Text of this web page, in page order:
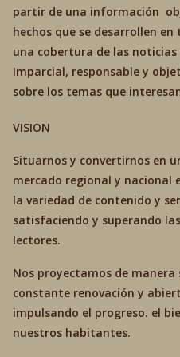
partir de una información
hechos que se desarrollen
una cobertura de las noticias
Imparcial, responsable y
sobre los temas que
VISION
Situarnos y convertirnos en
mercado regional y nacional
la variedad de contenido y
satisfaciendo y superando
lectores.
Nos proyectamos de
constante renovación y
impulsando el progreso. el
nuestros habitantes.